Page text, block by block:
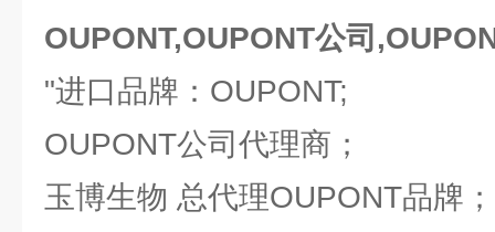
OUPONT,OUPONT公司
"进口品牌：OUPONT;
OUPONT公司代理商；
玉博生物 总代理OUPONT品牌